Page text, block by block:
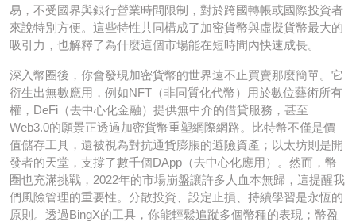
易，不受國界與銀行營業時間限制，對於跨國轉帳或國際投資者
來說特別方便。這些特性共同構成了加密貨幣與虛擬貨幣最大的
吸引力，也解釋了為什麼這個市場能在短時間內快速成長。
深入幣圈後，你會發現加密貨幣的世界遠不止買賣那麼簡單。它
衍生出無數應用，例如NFT（非同質化代幣）用於數位藝術所有
權，DeFi（去中心化金融）提供無中介的借貸服務，甚至
Web3.0的願景正透過加密貨幣重塑網際網路。比特幣不僅是價
值儲存工具，還被視為對抗通貨膨脹的避險資產；以太坊則是開
發者的天堂，支撐了數千個DApp（去中心化應用）。然而，幣
圈也充滿挑戰，2022年的市場崩盤讓許多人血本無歸，這提醒我
們風險管理的重要性。分散投資、設定止損、持續學習是永恆的
原則。透過BingX的工具，你能輕鬆追蹤多個幣種的表現；幣盈